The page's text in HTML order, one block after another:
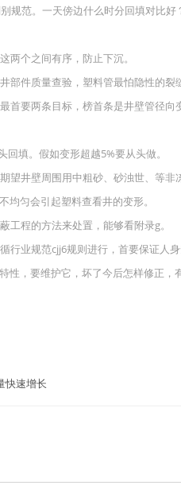
规范。一天傍边什么时分回填对比
两个之间有序，防止下沉。
部件质量查验，塑料管最怕隐性的裂
首要两条目标，榜首条是井壁管径
填。假如变形超越5%要从头做。
望井壁周围用中粗砂、砂浊世、等
均匀会引起塑料查看井的变形。
程的方法来处置，能够看附录g。
行业规范cjj6规则进行，首要保证人
性，要维护它，坏了今后怎样修正，
快速增长